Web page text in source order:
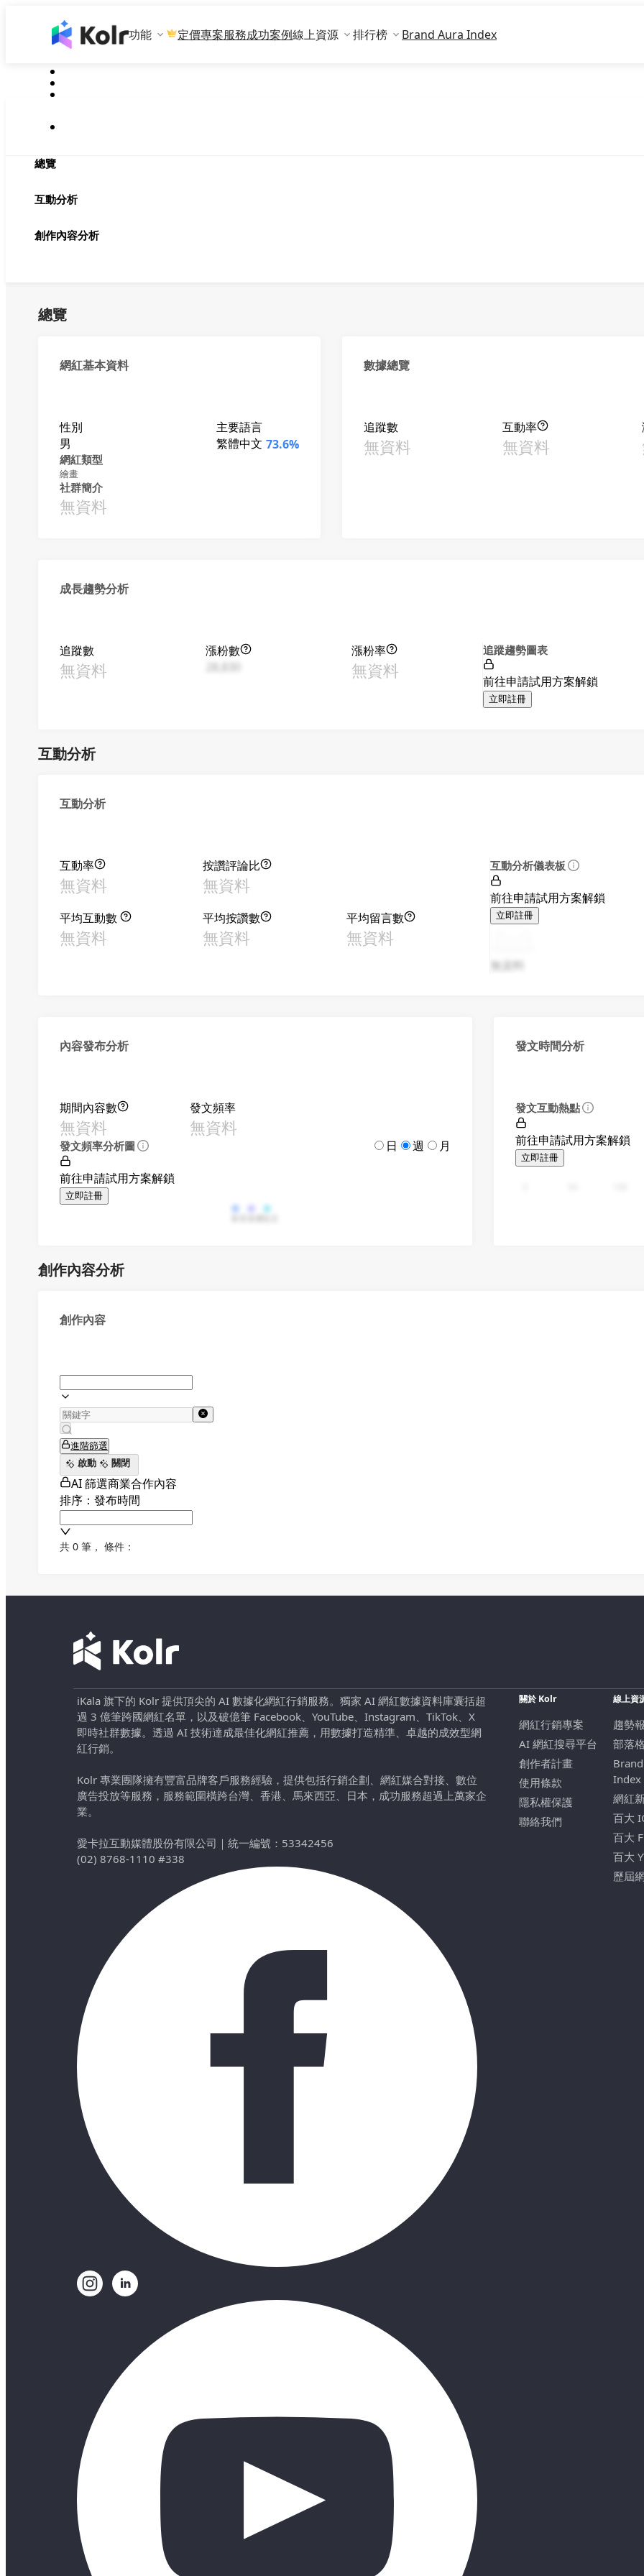
功能 定價專案服務成功案例線上資源 排行榜 Brand Aura Index
總覽
互動分析
創作內容分析
總覽
網紅基本資料
性別
男
主要語言
繁體中文 73.6%
網紅類型
繪畫
社群簡介
無資料
數據總覽
追蹤數
無資料
互動率
無資料
成長趨勢分析
追蹤數
無資料
漲粉數
漲粉率
無資料
追蹤趨勢圖表
前往申請試用方案解鎖
立即註冊
互動分析
互動分析
互動率
無資料
按讚評論比
無資料
平均互動數
無資料
平均按讚數
無資料
平均留言數
無資料
互動分析儀表板
前往申請試用方案解鎖
立即註冊
無資料
內容發布分析
期間內容數
無資料
發文頻率
無資料
發文頻率分析圖 日 週 月
前往申請試用方案解鎖
立即註冊
發文時間分析
發文互動熱點
前往申請試用方案解鎖
立即註冊
創作內容分析
創作內容
進階篩選
啟動
關閉
AI 篩選商業合作內容
排序：發布時間
共 0 筆 ， 條件：
iKala 旗下的 Kolr 提供頂尖的 AI 數據化網紅行銷服務。獨家 AI 網紅數據資料庫囊括超
過 3 億筆跨國網紅名單，以及破億筆 Facebook、YouTube、Instagram、TikTok、X
即時社群數據。透過 AI 技術達成最佳化網紅推薦，用數據打造精準、卓越的成效型網
紅行銷。
Kolr 專業團隊擁有豐富品牌客戶服務經驗，提供包括行銷企劃、網紅媒合對接、數位
廣告投放等服務，服務範圍橫跨台灣、香港、馬來西亞、日本，成功服務超過上萬家企
業。
愛卡拉互動媒體股份有限公司 ｜ 統一編號：53342456
(02) 8768-1110 #338
關於 Kolr
網紅行銷專案
AI 網紅搜尋平台
創作者計畫
使用條款
隱私權保護
聯絡我們
線上資
趨勢
部落格
Index
網紅
百大
百大
百大
歷屆